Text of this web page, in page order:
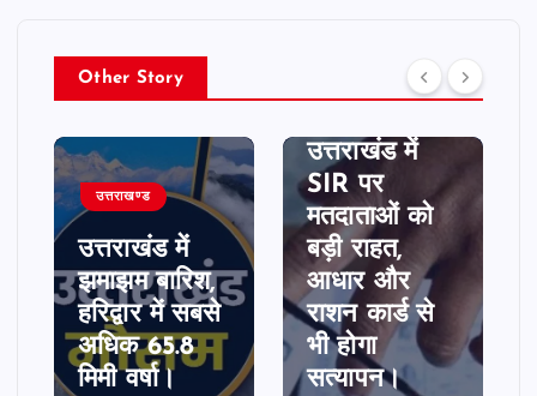
Other Story
उत्तराखण्ड
उत्तराखंड में
झमाझम बारिश,
हरिद्वार में सबसे
अधिक 65.8
मिमी वर्षा।
उत्तराखण्ड
उत्तराखंड में
SIR पर
मतदाताओं को
बड़ी राहत,
आधार और
राशन कार्ड से
भी होगा
सत्यापन।